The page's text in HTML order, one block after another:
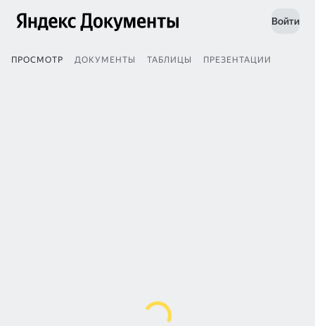
Войти
ПРОСМОТР ДОКУМЕНТЫ ТАБЛИЦЫ ПРЕЗЕНТАЦИИ